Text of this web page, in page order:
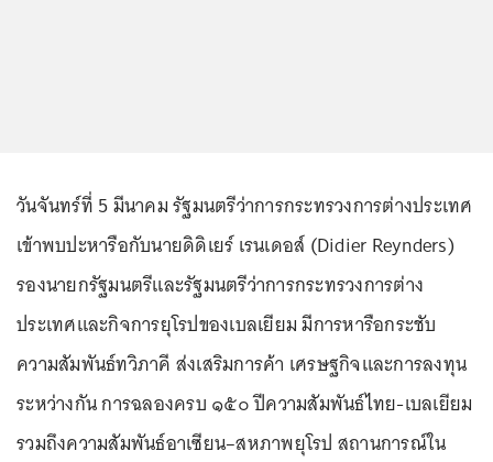
วันจันทร์ที่ 5 มีนาคม รัฐมนตรีว่าการกระทรวงการต่างประเทศ
เข้าพบปะหารือกับนายดิดิเยร์ เรนเดอส์ (Didier Reynders)
รองนายกรัฐมนตรีและรัฐมนตรีว่าการกระทรวงการต่าง
ประเทศและกิจการยุโรปของเบลเยียม มีการหารือกระชับ
ความสัมพันธ์ทวิภาคี ส่งเสริมการค้า เศรษฐกิจและการลงทุน
ระหว่างกัน การฉลองครบ ๑๕๐ ปีความสัมพันธ์ไทย-เบลเยียม
รวมถึงความสัมพันธ์อาเซียน–สหภาพยุโรป สถานการณ์ใน